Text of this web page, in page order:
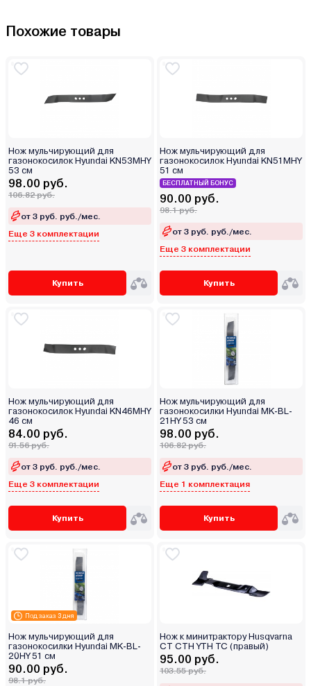
Похожие товары
Нож мульчирующий для
газонокосилок Hyundai KN53MHY
53 см
98.00 руб.
106.82 руб.
от 3 руб. руб./мес.
Еще 3 комплектации
Купить
Нож мульчирующий для
газонокосилок Hyundai KN51MHY
51 см
БЕСПЛАТНЫЙ БОНУС
90.00 руб.
98.1 руб.
от 3 руб. руб./мес.
Еще 3 комплектации
Купить
Нож мульчирующий для
газонокосилок Hyundai KN46MHY
46 см
84.00 руб.
91.56 руб.
от 3 руб. руб./мес.
Еще 3 комплектации
Купить
Нож мульчирующий для
газонокосилки Hyundai MK-BL-
21HY 53 см
98.00 руб.
106.82 руб.
от 3 руб. руб./мес.
Еще 1 комплектация
Купить
Под заказ 3 дня
Нож мульчирующий для
газонокосилки Hyundai MK-BL-
20HY 51 см
90.00 руб.
98.1 руб.
Нож к минитрактору Husqvarna
CT CTH YTH TC (правый)
95.00 руб.
103.55 руб.